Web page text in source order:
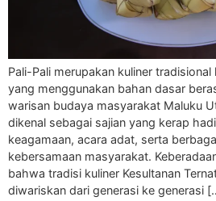
Pali-Pali merupakan kuliner tradisional
yang menggunakan bahan dasar
warisan budaya masyarakat Maluku
dikenal sebagai sajian yang kerap
keagamaan, acara adat, serta
kebersamaan masyarakat.
bahwa tradisi kuliner Kesultanan
diwariskan dari generasi ke generasi